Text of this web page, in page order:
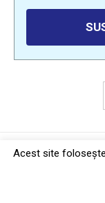
Acest site